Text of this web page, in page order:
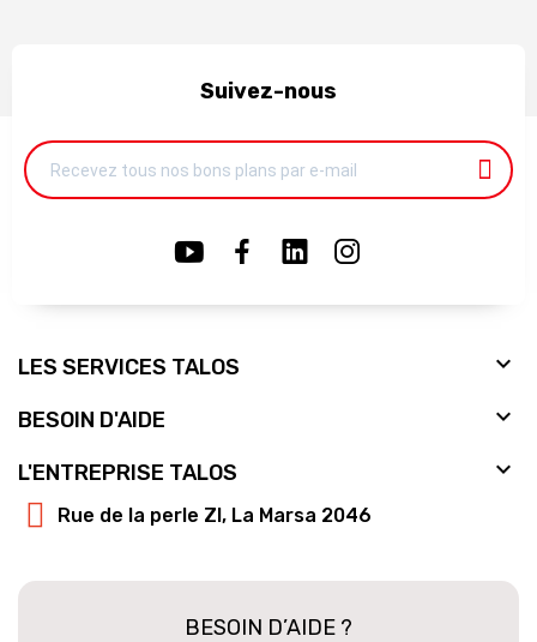
Suivez-nous
LES SERVICES TALOS 
BESOIN D'AIDE 
L'ENTREPRISE TALOS 
Rue de la perle ZI, La Marsa 2046
BESOIN D’AIDE ?